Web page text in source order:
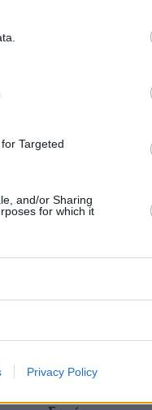
Targeted
and/or Sharing
for which it
Privacy Policy
της κας
τα
κάτι σαν
τώρα πρέπει να
που θα
φέτος
πάρει το σωστό
αυτό τον
ξαναβρούμε τον
δεν ξέρω